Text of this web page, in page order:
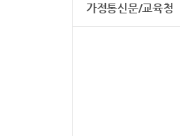
가정통신문/교육청